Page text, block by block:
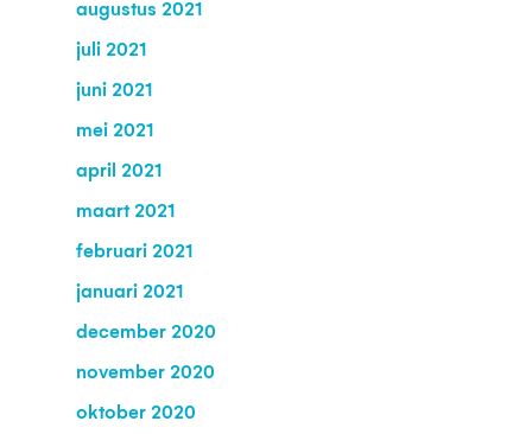
augustus 2021
juli 2021
juni 2021
mei 2021
april 2021
maart 2021
februari 2021
januari 2021
december 2020
november 2020
oktober 2020